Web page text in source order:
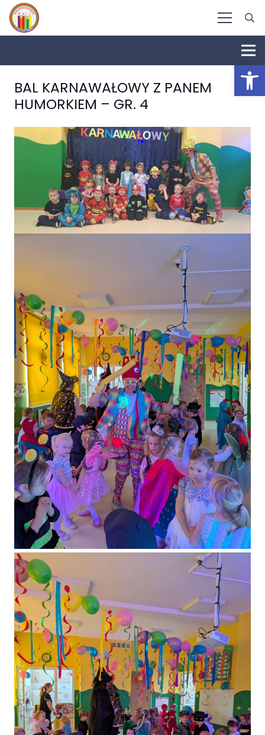
BAL KARNAWAŁOWY Z PANEM
HUMORKIEM – GR. 4